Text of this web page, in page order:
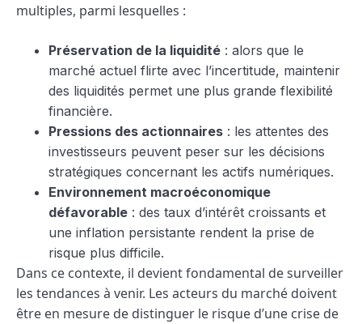
multiples, parmi lesquelles :
Préservation de la liquidité : alors que le
marché actuel flirte avec l’incertitude, maintenir
des liquidités permet une plus grande flexibilité
financière.
Pressions des actionnaires : les attentes des
investisseurs peuvent peser sur les décisions
stratégiques concernant les actifs numériques.
Environnement macroéconomique
défavorable : des taux d’intérêt croissants et
une inflation persistante rendent la prise de
risque plus difficile.
Dans ce contexte, il devient fondamental de surveiller
les tendances à venir. Les acteurs du marché doivent
être en mesure de distinguer le risque d’une crise de